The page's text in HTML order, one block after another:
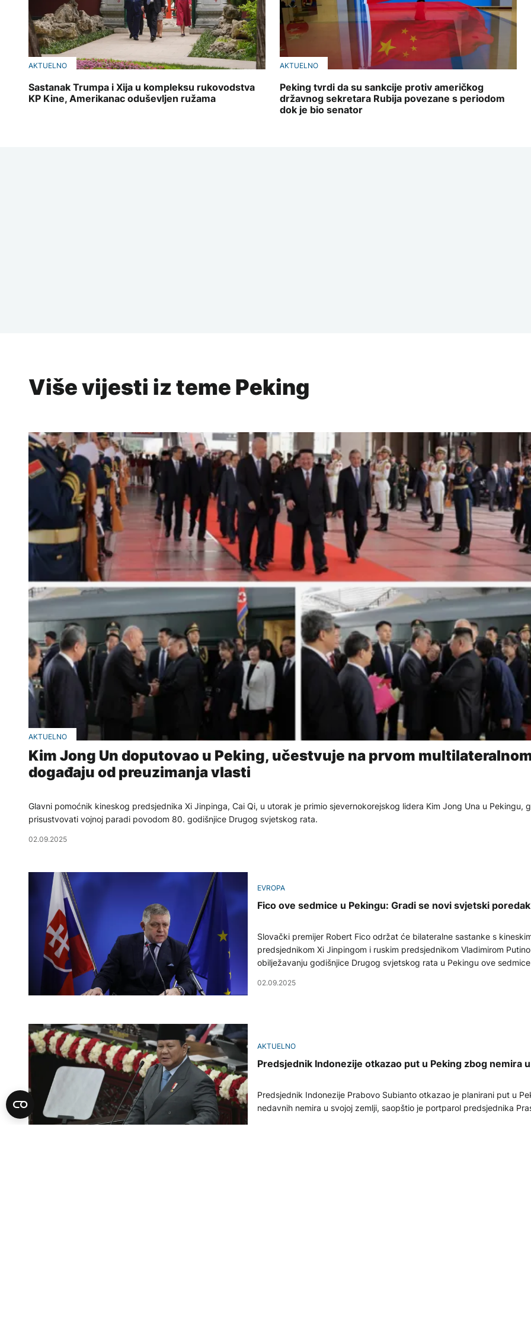
AKTUELNO
Sastanak Trumpa i Xija u kompleksu rukovodstva
KP Kine, Amerikanac oduševljen ružama
AKTUELNO
Peking tvrdi da su sankcije protiv američkog
državnog sekretara Rubija povezane s periodom
dok je bio senator
Više vijesti iz teme Peking
AKTUELNO
Kim Jong Un doputovao u Peking, učestvuje na prvom
događaju od preuzimanja vlasti
Glavni pomoćnik kineskog predsjednika Xi Jinpinga, Cai Qi, u utorak je primio sjevernokorejskog lidera Kim Jong Una u Pekingu,
prisustvovati vojnoj paradi povodom 80. godišnjice Drugog svjetskog rata.
02.09.2025
EVROPA
Fico ove sedmice u Pekingu: Gradi se novi svjetski poredak
Slovački premijer Robert Fico održat će bilateralne sastanke s
predsjednikom Xi Jinpingom i ruskim predsjednikom Vladimirom
obilježavanju godišnjice Drugog svjetskog rata u Pekingu ove
02.09.2025
AKTUELNO
Predsjednik Indonezije otkazao put u Peking zbog nemira
Predsjednik Indonezije Prabovo Subianto otkazao je planirani put u
nedavnih nemira u svojoj zemlji, saopštio je portparol predsjednika